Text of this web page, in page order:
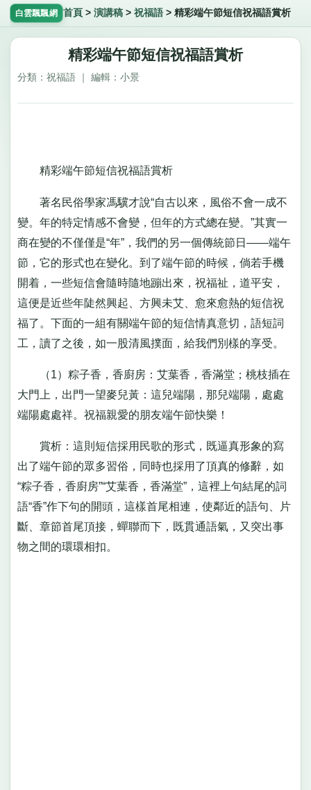
白雲飄飄網 首頁 > 演講稿> 祝福語> 精彩端午節短信祝福語賞析
精彩端午節短信祝福語賞析
分類：祝福語 ｜ 編輯：小景
精彩端午節短信祝福語賞析
著名民俗學家馮驥才說“自古以來，風俗不會一成不
變。年的特定情感不會變，但年的方式總在變。”其實一
商在變的不僅僅是“年”，我們的另一個傳統節日——端午
節，它的形式也在變化。到了端午節的時候，倘若手機
開着，一些短信會隨時隨地蹦出來，祝福祉，道平安，
這便是近些年陡然興起、方興未艾、愈來愈熱的短信祝
福了。下面的一組有關端午節的短信情真意切，語短詞
工，讀了之後，如一股清風撲面，給我們別樣的享受。
（1）粽子香，香廚房：艾葉香，香滿堂；桃枝插在
大門上，出門一望麥兒黃：這兒端陽，那兒端陽，處處
端陽處處祥。祝福親愛的朋友端午節快樂！
賞析：這則短信採用民歌的形式，既逼真形象的寫
出了端午節的眾多習俗，同時也採用了頂真的修辭，如
“粽子香，香廚房”“艾葉香，香滿堂”，這裡上句結尾的詞
語“香”作下句的開頭，這樣首尾相連，使鄰近的語句、片
斷、章節首尾頂接，蟬聯而下，既貫通語氣，又突出事
物之間的環環相扣。